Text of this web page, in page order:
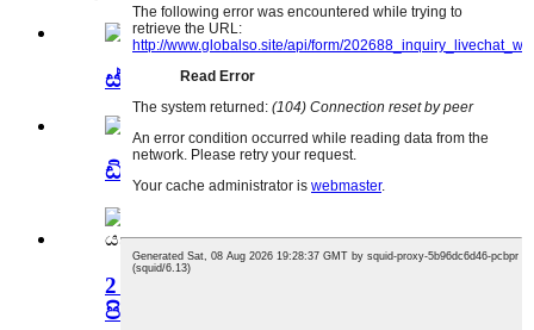
ස්වයංක්‍රීය ලිප් බාම් පිරවුම් යන්ත්‍රය
ඩියෝඩ්‍රන්ට් කූරු පිරවුම් යන්ත්‍රය
2 තුණ්ඩ රූපලාවන්‍ය කිමිදුම් උණුසුම්
පිරවුම් යන්ත්‍රය